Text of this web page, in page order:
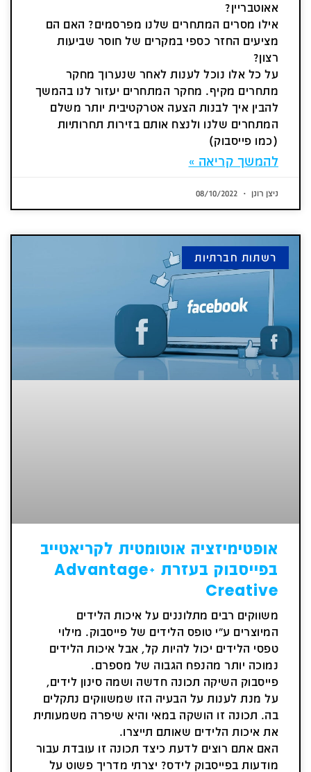
אאוטבריין?
אילו מסרים המתחרים שלנו מפרסמים? האם הם
מציעים החזר כספי במקרים של חוסר שביעות
רצון?
על כל אלו נוכל לענות לאחר שנערוך מחקר
מתחרים מקיף. מחקר המתחרים יעזור לנו בהמשך
להבין איך לבנות הצעה אטרקטיבית יותר משלם
המתחרים שלנו ולנצח אותם בזירות תחרותיות
(כמו פייסבוק)
להמשך קריאה »
ניצן רונן
רשתות חברתיות
אופטימיזציה אוטומטית לקריאטייב
בפייסבוק בעזרת Advantage+
Creative
משווקים רבים מתלוננים על איכות הלידים
המיוצרים ע"י טופס הלידים של פייסבוק. מילוי
טפסי הלידים יכול להיות קל, אבל איכות הלידים
נמוכה יותר מהנפח הגבוה של מספרם.
פייסבוק השיקה תכונה חדשה ושמה סינון לידים,
על מנת לענות על הבעיה הזו שמשווקים נתקלים
בה. תכונה זו הושקה במאי והיא שיפרה משמעותית
את איכות הלידים שאותם תייצרו.
האם אתם רוצים לדעת כיצד תכונה זו עובדת עבור
מודעות בפייסבוק לידס? יצרתי מדריך פשוט על